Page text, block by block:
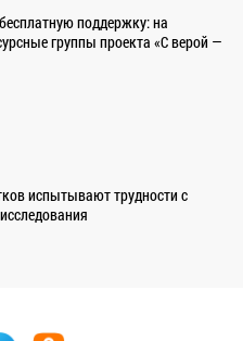
поддержку: на
группы проекта «С верой —
испытывают трудности с